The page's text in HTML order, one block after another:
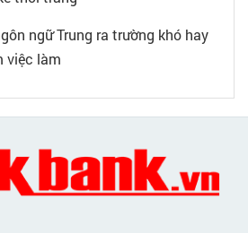
ngữ Trung ra trường khó hay
việc làm